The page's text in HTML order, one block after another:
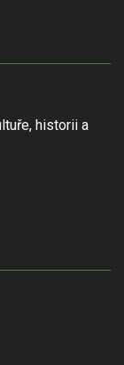
historii a